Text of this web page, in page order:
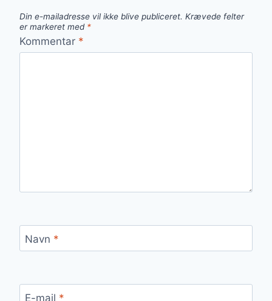
Din e-mailadresse vil ikke blive publiceret. Krævede felter
er markeret med *
Kommentar *
Navn *
E-mail *